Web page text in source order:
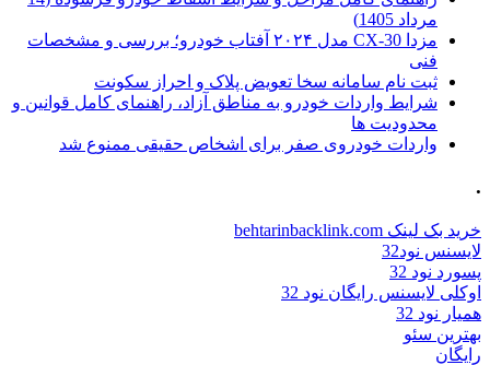
مرداد 1405)
مزدا CX-30 مدل ۲۰۲۴ آفتاب خودرو؛ بررسی و مشخصات
فنی
ثبت نام سامانه سخا تعویض پلاک و احراز سکونت
شرایط واردات خودرو به مناطق آزاد، راهنمای کامل قوانین و
محدودیت ها
واردات خودروی صفر برای اشخاص حقیقی ممنوع شد
.
خرید بک لینک behtarinbacklink.com
لایسنس نود32
پسورد نود 32
اوکلی لایسنس رایگان نود 32
همیار نود 32
بهترین سئو
رایگان